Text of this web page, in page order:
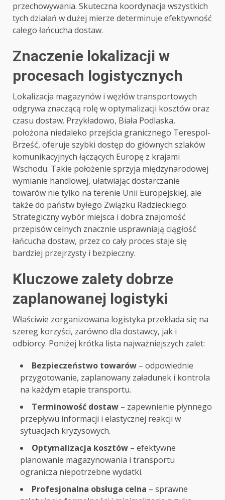
przechowywania. Skuteczna koordynacja wszystkich
tych działań w dużej mierze determinuje efektywność
całego łańcucha dostaw.
Znaczenie lokalizacji w
procesach logistycznych
Lokalizacja magazynów i węzłów transportowych
odgrywa znaczącą rolę w optymalizacji kosztów oraz
czasu dostaw. Przykładowo, Biała Podlaska,
położona niedaleko przejścia granicznego Terespol-
Brześć, oferuje szybki dostęp do głównych szlaków
komunikacyjnych łączących Europę z krajami
Wschodu. Takie położenie sprzyja międzynarodowej
wymianie handlowej, ułatwiając dostarczanie
towarów nie tylko na terenie Unii Europejskiej, ale
także do państw byłego Związku Radzieckiego.
Strategiczny wybór miejsca i dobra znajomość
przepisów celnych znacznie usprawniają ciągłość
łańcucha dostaw, przez co cały proces staje się
bardziej przejrzysty i bezpieczny.
Kluczowe zalety dobrze
zaplanowanej logistyki
Właściwie zorganizowana logistyka przekłada się na
szereg korzyści, zarówno dla dostawcy, jak i
odbiorcy. Poniżej krótka lista najważniejszych zalet:
Bezpieczeństwo towarów – odpowiednie
przygotowanie, zaplanowany załadunek i kontrola
na każdym etapie transportu.
Terminowość dostaw – zapewnienie płynnego
przepływu informacji i elastycznej reakcji w
sytuacjach kryzysowych.
Optymalizacja kosztów – efektywne
planowanie magazynowania i transportu
ogranicza niepotrzebne wydatki.
Profesjonalna obsługa celna – sprawne